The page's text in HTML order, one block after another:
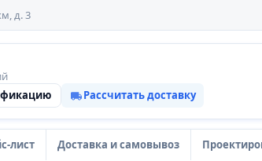
д. 3
Рассчитать доставку
лист Доставка и самовывоз